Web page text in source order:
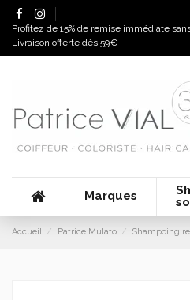
Profitez de 15% de remise immédiate
Livraison offerte dès 59€
Marques
Accueil Patrice Mulato Shampoing
Panneau de gestion des cookies